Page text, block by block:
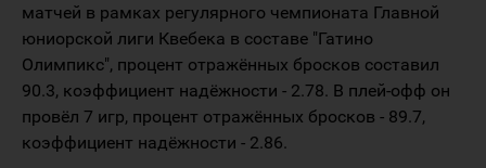
матчей в рамках регулярного чемпионата Главной
юниорской лиги Квебека в составе "Гатино
Олимпикс", процент отражённых бросков составил
90.3, коэффициент надёжности - 2.78. В плей-офф он
провёл 7 игр, процент отражённых бросков - 89.7,
коэффициент надёжности - 2.86.